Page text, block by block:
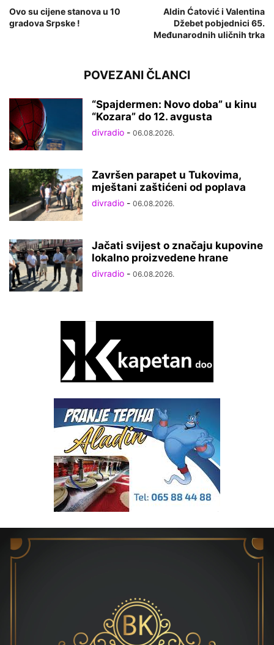
Ovo su cijene stanova u 10
gradova Srpske !
Aldin Ćatović i Valentina
Džebet pobjednici 65.
Međunarodnih uličnih trka
POVEZANI ČLANCI
“Spajdermen: Novo doba” u kinu
“Kozara” do 12. avgusta
divradio - 06.08.2026.
Završen parapet u Tukovima,
mještani zaštićeni od poplava
divradio - 06.08.2026.
Jačati svijest o značaju kupovine
lokalno proizvedene hrane
divradio - 06.08.2026.